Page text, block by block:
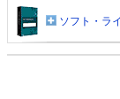
ソフト・ラ